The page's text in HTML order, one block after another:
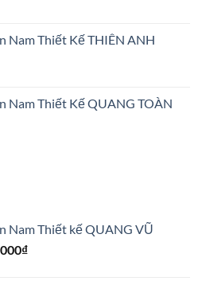
Nam Thiết Kế THIÊN ANH
Nam Thiết Kế QUANG TOÀN
Nam Thiết kế QUANG VŨ
₫Giá